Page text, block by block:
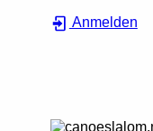
Anmelden